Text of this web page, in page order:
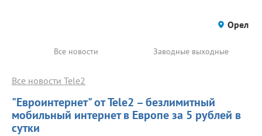
Орел
Все новости Заводные выходные
"Евроинтернет" от Tele2 – безлимитный
мобильный интернет в Европе за 5 рублей в
сутки
Все новости Tele2